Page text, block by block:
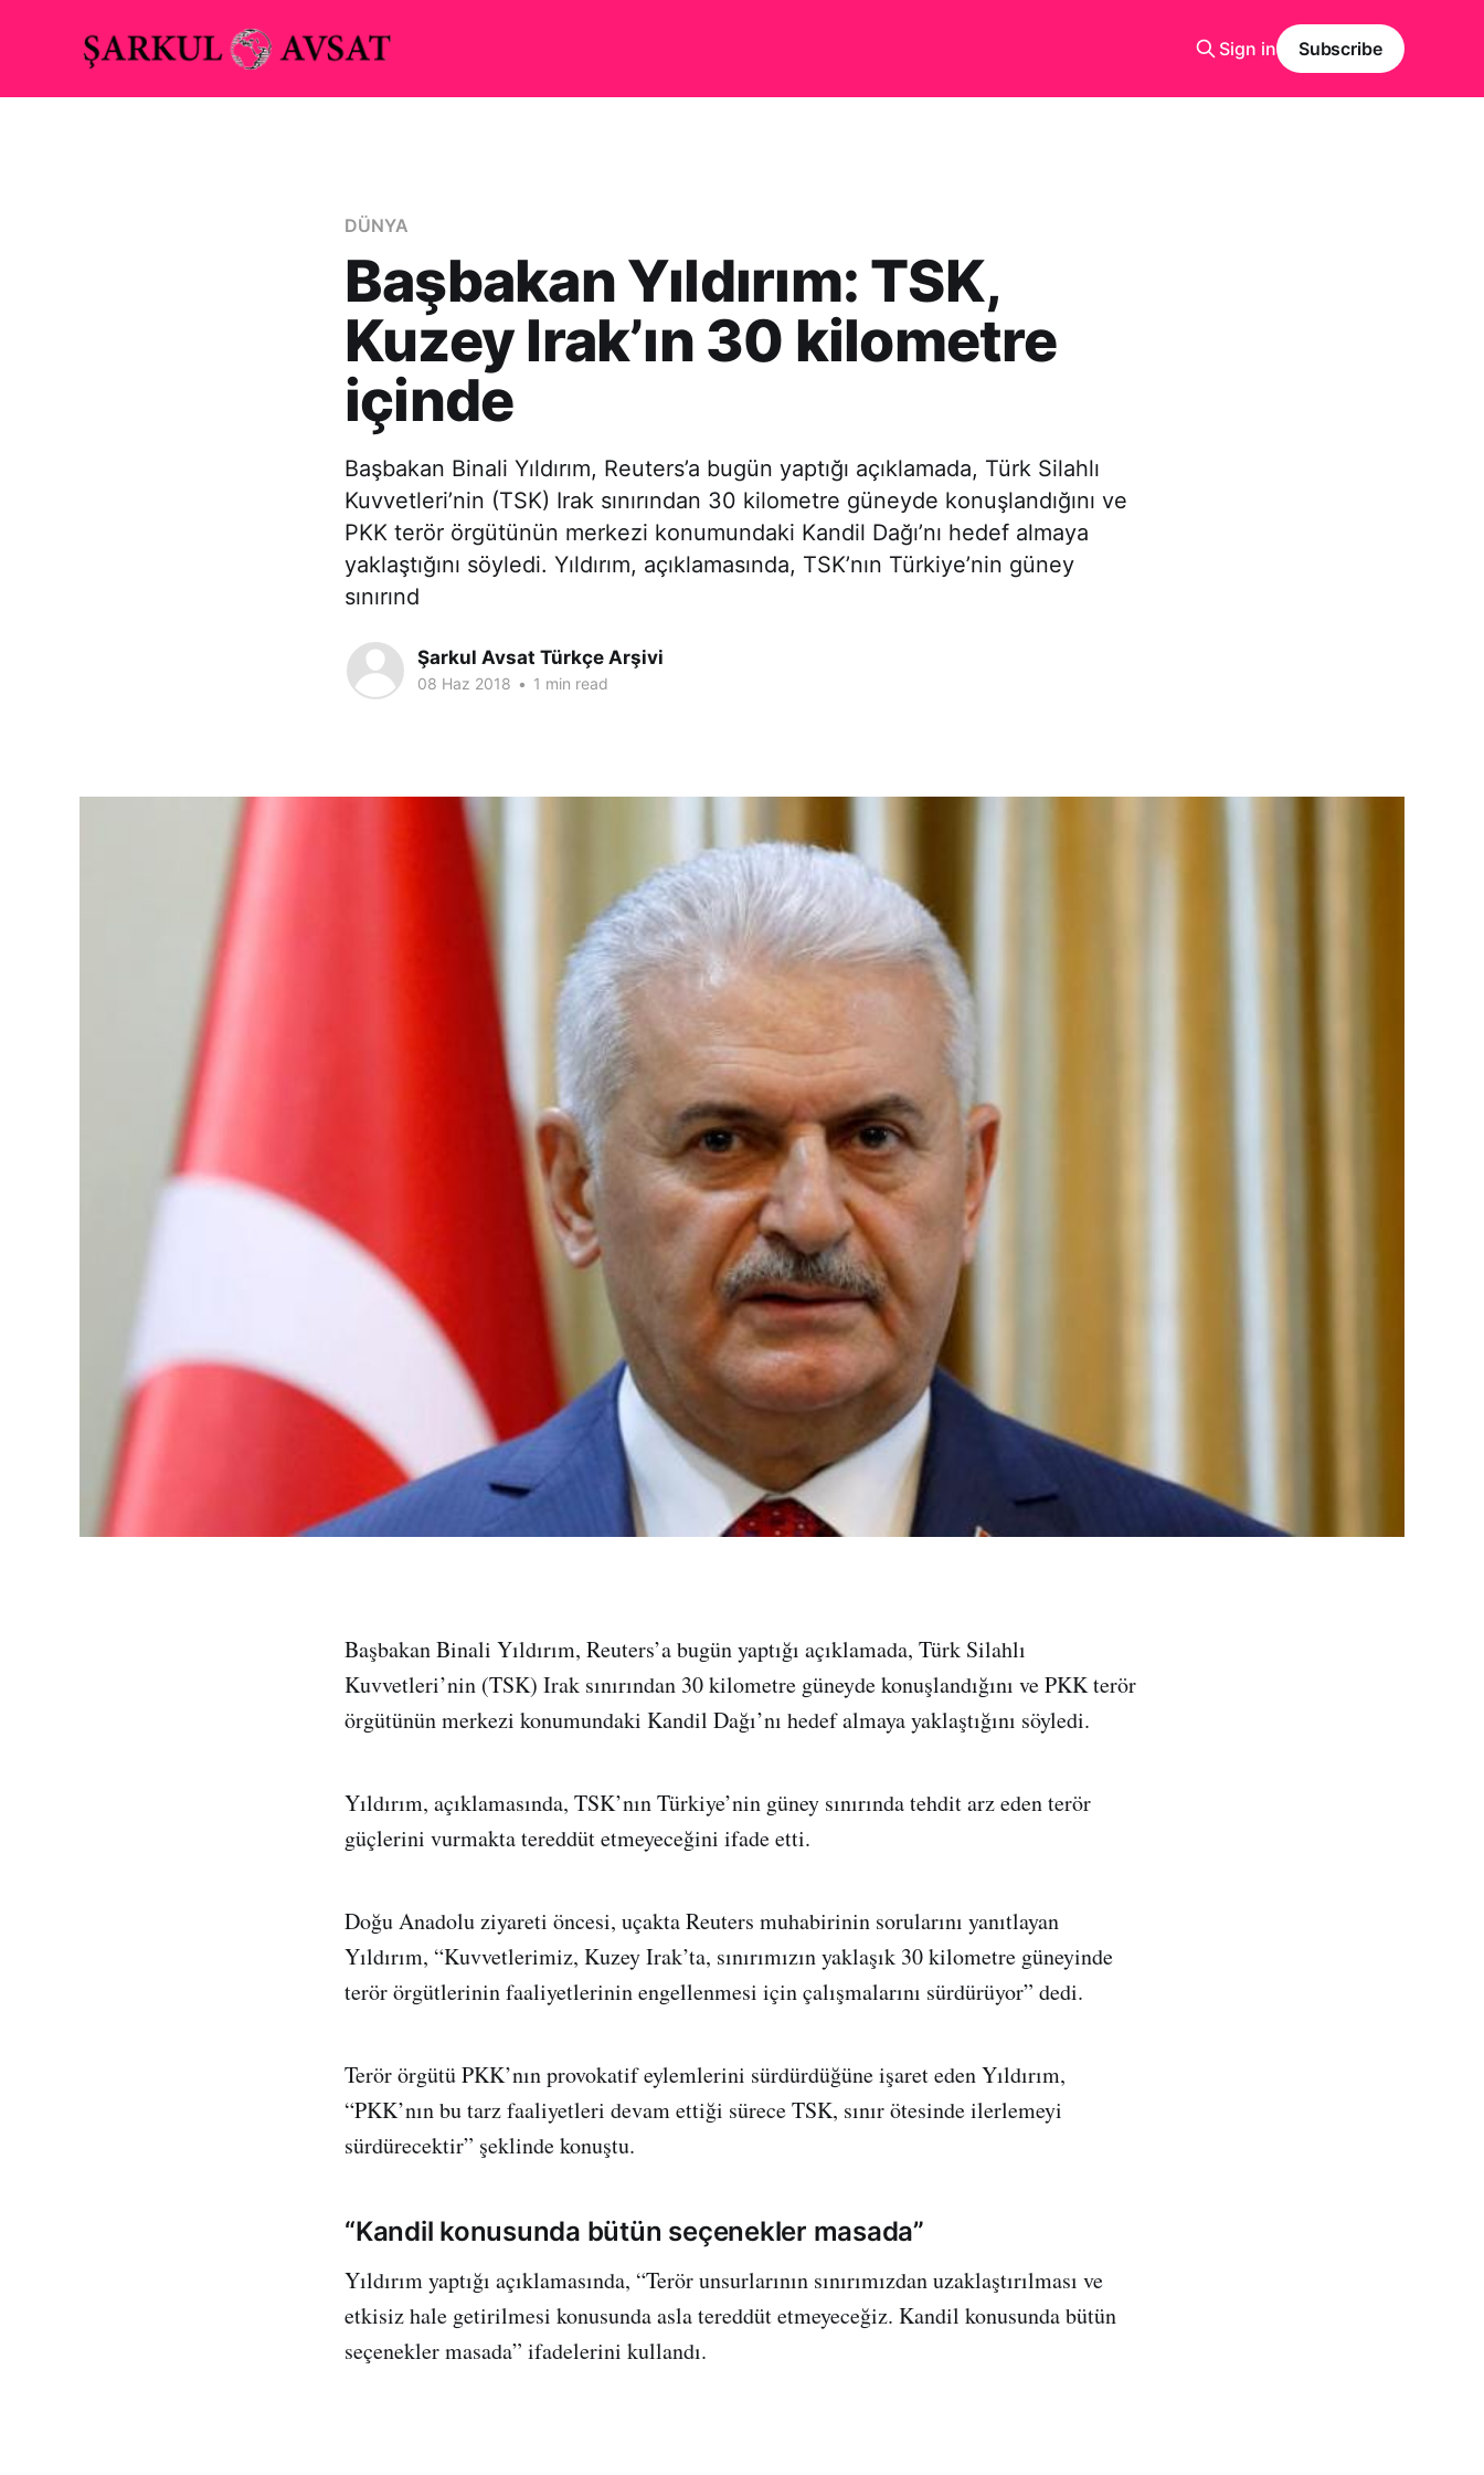
Sign in Subscribe
DÜNYA
Başbakan Yıldırım: TSK,
Kuzey Irak’ın 30 kilometre
içinde
Başbakan Binali Yıldırım, Reuters’a bugün yaptığı açıklamada, Türk Silahlı
Kuvvetleri’nin (TSK) Irak sınırından 30 kilometre güneyde konuşlandığını ve
PKK terör örgütünün merkezi konumundaki Kandil Dağı’nı hedef almaya
yaklaştığını söyledi. Yıldırım, açıklamasında, TSK’nın Türkiye’nin güney
sınırınd
Şarkul Avsat Türkçe Arşivi
08 Haz 2018 • 1 min read
Başbakan Binali Yıldırım, Reuters’a bugün yaptığı açıklamada, Türk Silahlı
Kuvvetleri’nin (TSK) Irak sınırından 30 kilometre güneyde konuşlandığını ve PKK terör
örgütünün merkezi konumundaki Kandil Dağı’nı hedef almaya yaklaştığını söyledi.
Yıldırım, açıklamasında, TSK’nın Türkiye’nin güney sınırında tehdit arz eden terör
güçlerini vurmakta tereddüt etmeyeceğini ifade etti.
Doğu Anadolu ziyareti öncesi, uçakta Reuters muhabirinin sorularını yanıtlayan
Yıldırım, “Kuvvetlerimiz, Kuzey Irak’ta, sınırımızın yaklaşık 30 kilometre güneyinde
terör örgütlerinin faaliyetlerinin engellenmesi için çalışmalarını sürdürüyor” dedi.
Terör örgütü PKK’nın provokatif eylemlerini sürdürdüğüne işaret eden Yıldırım,
“PKK’nın bu tarz faaliyetleri devam ettiği sürece TSK, sınır ötesinde ilerlemeyi
sürdürecektir” şeklinde konuştu.
“Kandil konusunda bütün seçenekler masada”
Yıldırım yaptığı açıklamasında, “Terör unsurlarının sınırımızdan uzaklaştırılması ve
etkisiz hale getirilmesi konusunda asla tereddüt etmeyeceğiz. Kandil konusunda bütün
seçenekler masada” ifadelerini kullandı.